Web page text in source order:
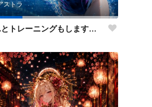
ストラ
ちゃんとトレーニングもします😉✨